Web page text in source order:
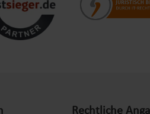
und zuverlässig wie möglich zu
Shop gestalten Sie Ihr Zuhause
Rechtliche